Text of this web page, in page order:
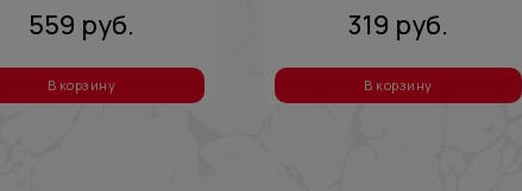
559 руб.
В корзину
319 руб.
В корзину